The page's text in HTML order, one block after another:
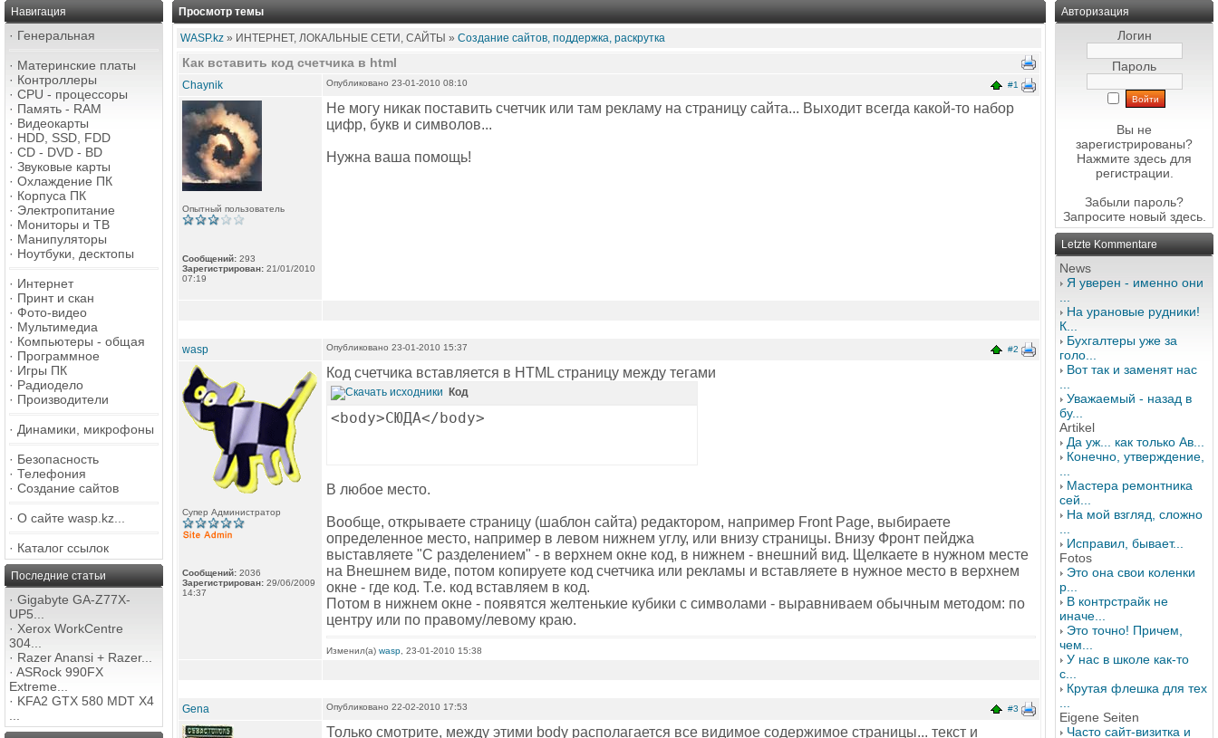
Навигация
· Генеральная
· Материнские платы
· Контроллеры
· CPU - процессоры
· Память - RAM
· Видеокарты
· HDD, SSD, FDD
· CD - DVD - BD
· Звуковые карты
· Охлаждение ПК
· Корпуса ПК
· Электропитание
· Мониторы и ТВ
· Манипуляторы
· Ноутбуки, десктопы
· Интернет
· Принт и скан
· Фото-видео
· Мультимедиа
· Компьютеры - общая
· Программное
· Игры ПК
· Радиодело
· Производители
· Динамики, микрофоны
· Безопасность
· Телефония
· Создание сайтов
· О сайте wasp.kz...
· Каталог ссылок
Последние статьи
· Gigabyte GA-Z77X-
UP5...
· Xerox WorkCentre
304...
· Razer Anansi + Razer...
· ASRock 990FX
Extreme...
· KFA2 GTX 580 MDT X4
Просмотр темы
WASP.kz » ИНТЕРНЕТ, ЛОКАЛЬНЫЕ СЕТИ, САЙТЫ » Создание сайтов, поддержка, раскрутка
Как вставить код счетчика в html
Chaynik #1
Опубликовано 23-01-2010 08:10
Опытный пользователь
Сообщений: 293
Зарегистрирован: 21/01/2010
07:19
Не могу никак поставить счетчик или там рекламу на страницу сайта... Выходит всегда какой-то набор
цифр, букв и символов...
Нужна ваша помощь!
wasp #2
Опубликовано 23-01-2010 15:37
Супер Администратор
Сообщений: 2036
Зарегистрирован: 29/06/2009
14:37
Код счетчика вставляется в HTML страницу между тегами
Код
<body>СЮДА</body>
В любое место.
Вообще, открываете страницу (шаблон сайта) редактором, например Front Page, выбираете
определенное место, например в левом нижнем углу, или внизу страницы. Внизу Фронт пейджа
выставляете "С разделением" - в верхнем окне код, в нижнем - внешний вид. Щелкаете в нужном месте
на Внешнем виде, потом копируете код счетчика или рекламы и вставляете в нужное место в верхнем
окне - где код. Т.е. код вставляем в код.
Потом в нижнем окне - появятся желтенькие кубики с символами - выравниваем обычным методом: по
центру или по правому/левому краю.
Изменил(а) wasp , 23-01-2010 15:38
Gena #3
Опубликовано 22-02-2010 17:53
Только смотрите, между этими body располагается все видимое содержимое страницы... текст и
Авторизация
Логин
Пароль
Вы не
зарегистрированы?
Нажмите здесь для
регистрации.
Забыли пароль?
Запросите новый здесь.
Letzte Kommentare
News
Я уверен - именно они
На урановые рудники!
К...
Бухгалтеры уже за
голо...
Вот так и заменят нас
Уважаемый - назад в
бу...
Artikel
Да уж... как только Ав...
Конечно, утверждение,
Мастера ремонтника
сей...
На мой взгляд, сложно
Исправил, бывает...
Fotos
Это она свои коленки
р...
В контрстрайк не
иначе...
Это точно! Причем,
чем...
У нас в школе как-то
с...
Крутая флешка для тех
Eigene Seiten
Часто сайт-визитка и